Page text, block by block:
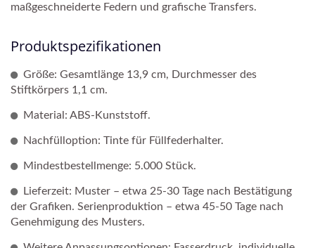
maßgeschneiderte Federn und grafische Transfers.
Produktspezifikationen
Größe: Gesamtlänge 13,9 cm, Durchmesser des
Stiftkörpers 1,1 cm.
Material: ABS-Kunststoff.
Nachfülloption: Tinte für Füllfederhalter.
Mindestbestellmenge: 5.000 Stück.
Lieferzeit: Muster – etwa 25-30 Tage nach Bestätigung
der Grafiken. Serienproduktion – etwa 45-50 Tage nach
Genehmigung des Musters.